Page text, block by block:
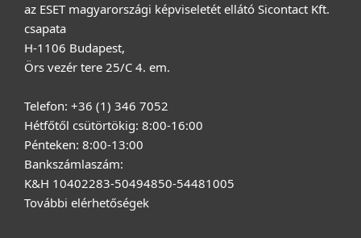
az ESET magyarországi képviseletét ellátó Sicontact Kft.
csapata
H-1106 Budapest,
Örs vezér tere 25/C 4. em.
Telefon: +36 (1) 346 7052
Hétfőtől csütörtökig: 8:00-16:00
Pénteken: 8:00-13:00
Bankszámlaszám:
K&H 10402283-50494850-54481005
További elérhetőségek